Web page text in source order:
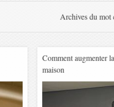
Archives du mot
Comment augmenter
maison